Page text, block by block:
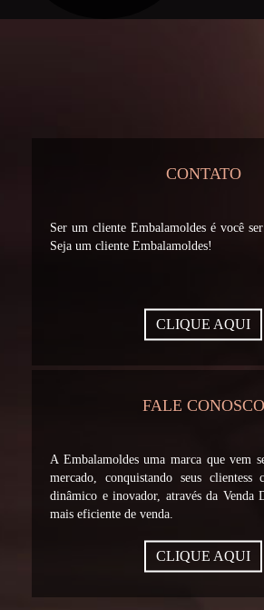
CONTATO
Ser um cliente Embalamoldes é você
Seja um cliente Embalamoldes!
CLIQUE AQUI
FALE CONOSCO
A Embalamoldes uma marca que vem
mercado, conquistando seus clientess
dinâmico e inovador, através da Venda
mais eficiente de venda.
CLIQUE AQUI